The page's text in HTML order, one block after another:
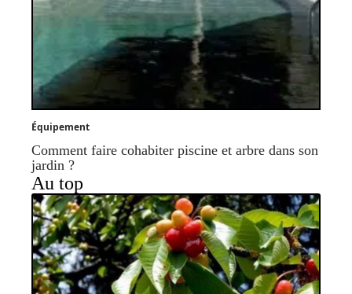
Équipement
Comment faire cohabiter piscine et arbre dans son
jardin ?
Au top